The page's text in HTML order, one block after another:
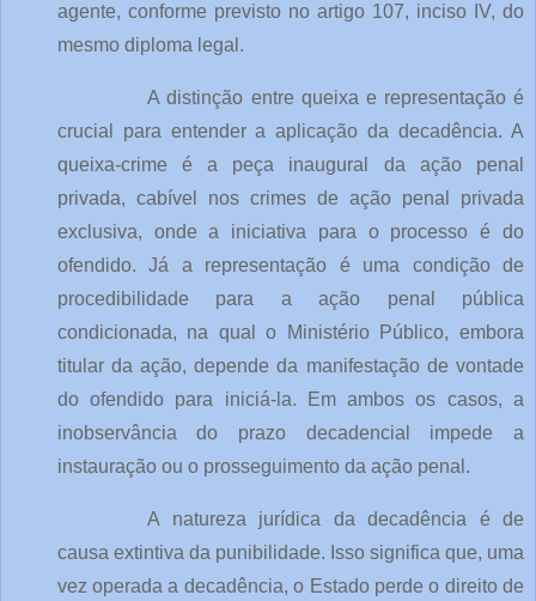
agente, conforme previsto no artigo 107, inciso IV, do
mesmo diploma legal.
A distinção entre queixa e representação é
crucial para entender a aplicação da decadência. A
queixa-crime é a peça inaugural da ação penal
privada, cabível nos crimes de ação penal privada
exclusiva, onde a iniciativa para o processo é do
ofendido. Já a representação é uma condição de
procedibilidade para a ação penal pública
condicionada, na qual o Ministério Público, embora
titular da ação, depende da manifestação de vontade
do ofendido para iniciá-la. Em ambos os casos, a
inobservância do prazo decadencial impede a
instauração ou o prosseguimento da ação penal.
A natureza jurídica da decadência é de
causa extintiva da punibilidade. Isso significa que, uma
vez operada a decadência, o Estado perde o direito de